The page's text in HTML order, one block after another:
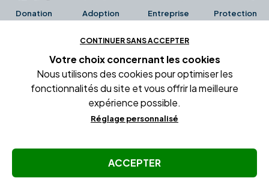
Donation Adoption Entreprise Protection
Ces avis proviennent directement de la fiche Google
Business de l'office notarial. Ils n'ont ni été collectés ni
été vérifiés par Alexia.fr.
Conditions générales d'utilisation
Gestion des cookies
CONTINUER SANS ACCEPTER
Votre choix concernant les cookies
Nous utilisons des cookies pour optimiser les
fonctionnalités du site et vous offrir la meilleure
expérience possible.
Réglage personnalisé
ACCEPTER